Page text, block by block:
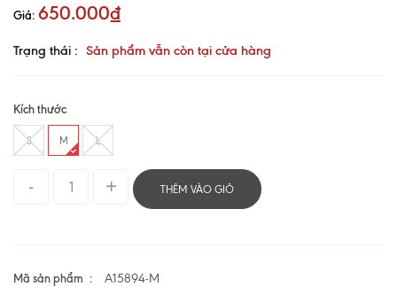
Giá: 650.000₫
Trạng thái : Sản phẩm vẫn còn tại cửa hàng
Kích thước
S M L
THÊM VÀO GIỎ
Mã sản phẩm A15894-M